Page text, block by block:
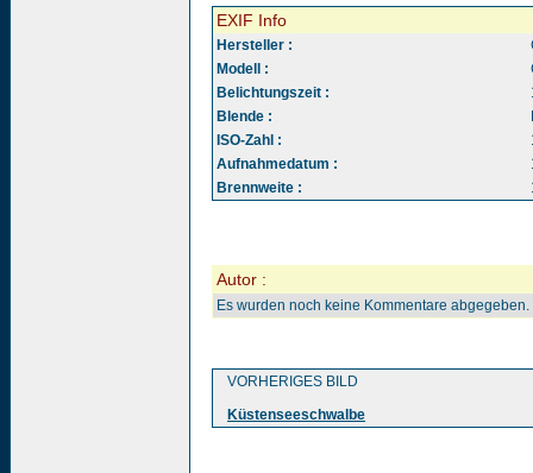
EXIF Info
Hersteller :
Modell :
Belichtungszeit :
Blende :
ISO-Zahl :
Aufnahmedatum :
Brennweite :
Autor :
Es wurden noch keine Kommentare abgegeben.
VORHERIGES BILD
Küstenseeschwalbe